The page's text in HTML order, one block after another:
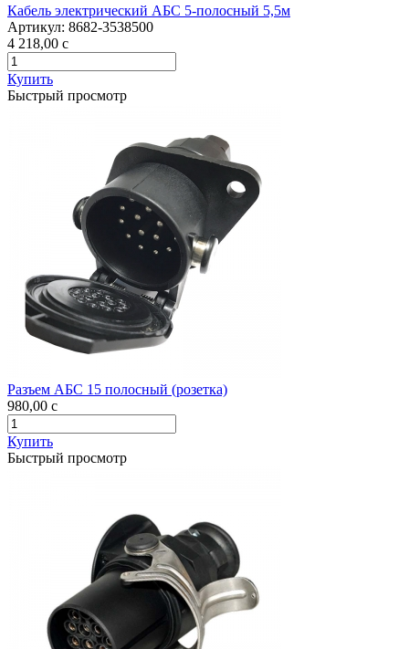
Кабель электрический АБС 5-полосный 5,5м
Артикул: 8682-3538500
4 218,00 c
Купить
Быстрый просмотр
Разъем АБС 15 полосный (розетка)
980,00 c
Купить
Быстрый просмотр